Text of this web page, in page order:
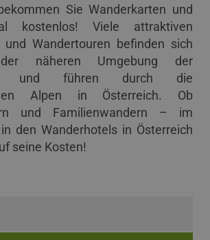
Sie Wanderkarten und
kostenlos! Viele attraktiven
und Wandertouren befinden sich
näheren Umgebung der
und führen durch die
Alpen in Österreich. Ob
und Familienwandern – im
den Wanderhotels in Österreich
seine Kosten!